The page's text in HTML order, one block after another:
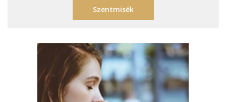
Szentmisék